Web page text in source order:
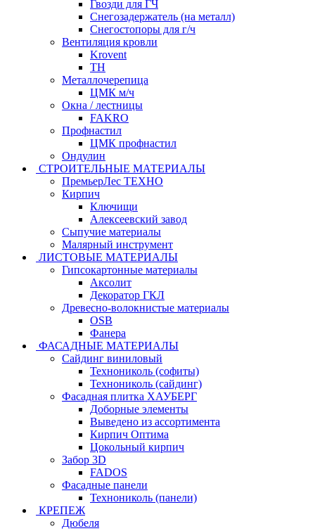
Гвозди для ГЧ
Снегозадержатель (на металл)
Снегостопоры для г/ч
Вентиляция кровли
Krovent
ТН
Металлочерепица
ЦМК м/ч
Окна / лестницы
FAKRO
Профнастил
ЦМК профнастил
Ондулин
СТРОИТЕЛЬНЫЕ МАТЕРИАЛЫ
ПремьерЛес ТЕХНО
Кирпич
Ключищи
Алексеевский завод
Сыпучие материалы
Малярный инструмент
ЛИСТОВЫЕ МАТЕРИАЛЫ
Гипсокартонные материалы
Аксолит
Декоратор ГКЛ
Древесно-волокнистые материалы
OSB
Фанера
ФАСАДНЫЕ МАТЕРИАЛЫ
Сайдинг виниловый
Технониколь (софиты)
Технониколь (сайдинг)
Фасадная плитка ХАУБЕРГ
Доборные элементы
Выведено из ассортимента
Кирпич Оптима
Цокольный кирпич
Забор 3D
FADOS
Фасадные панели
Технониколь (панели)
КРЕПЕЖ
Дюбеля